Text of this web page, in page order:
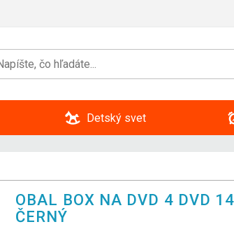
Detský svet
OBAL BOX NA DVD 4 DVD
ČERNÝ